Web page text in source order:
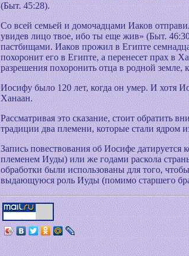
(Быт. 45:28).
Со всей семьей и домочадцами Иаков
увидев лицо твое, ибо ты еще жив» (Быт.
пастбищами. Иаков прожил в Египте
похоронит его в Египте, а перенесет прах в
разрешения похоронить отца в родной земле,
Иосифу было 120 лет, когда он умер. И хотя
Ханаан.
Рассматривая это сказание, стоит обратить
традиции два племени, которые стали
Запись повествования об Иосифе
племенем Иуды) или же годами раскола
обработки были использованы для того,
выдающуюся роль Иуды (помимо старшего